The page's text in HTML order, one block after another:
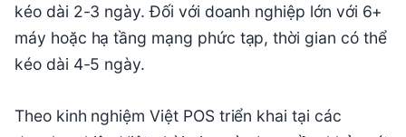
kéo dài 2-3 ngày. Đối với doanh nghiệp lớn với 6+
máy hoặc hạ tầng mạng phức tạp, thời gian có thể
kéo dài 4-5 ngày.
Theo kinh nghiệm Việt POS triển khai tại các